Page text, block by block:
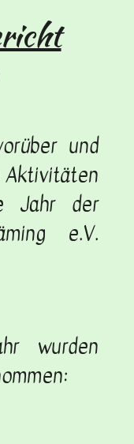
und
Aktivitäten
Jahr der
e.V.
wurden